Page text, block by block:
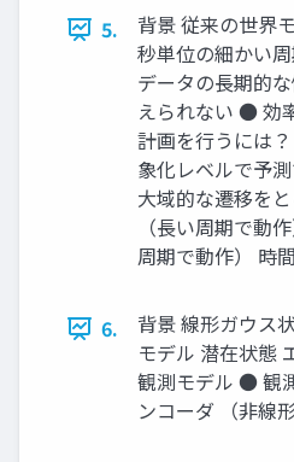
5.
背景 従来の世界
秒単位の細かい
データの長期的
えられない ● 効
計画を行うには
象化レベルで予
大域的な遷移を
（長い周期で動
周期で動作） 時間
6.
背景 線形ガウス
モデル 潜在状態
観測モデル ● 観
ンコーダ （非線形